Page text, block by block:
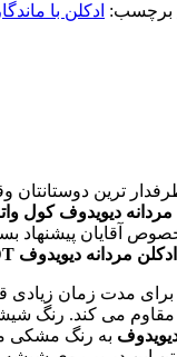
برچسب: ادکلن با
ترین دوستانتان
مردانه دیویدوفکول
آقایان پیشنهاد
ادکلن مردانه دیویدوف
می کند. رنگ
به رنگ مشکی